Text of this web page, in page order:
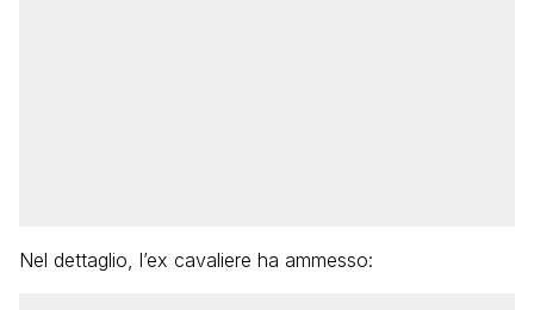
Nel dettaglio, l’ex cavaliere ha ammesso: